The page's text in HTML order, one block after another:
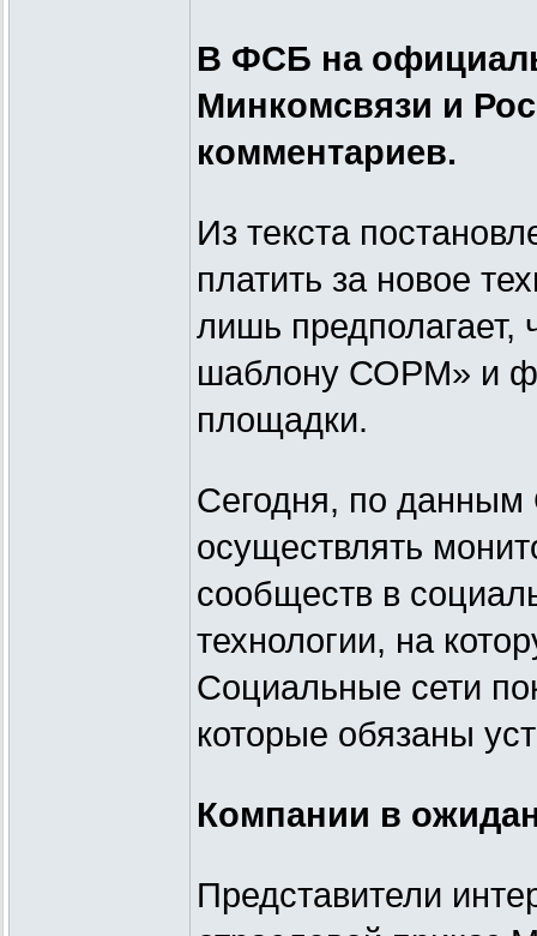
В ФСБ на
Минкомсвязи и
комментариев.
Из текста
платить за новое
лишь предполагает,
шаблону СОРМ» и
площадки.
Сегодня, по данным
осуществлять
сообществ в
технологии, на
Социальные сети
которые обязаны
Компании в
Представители